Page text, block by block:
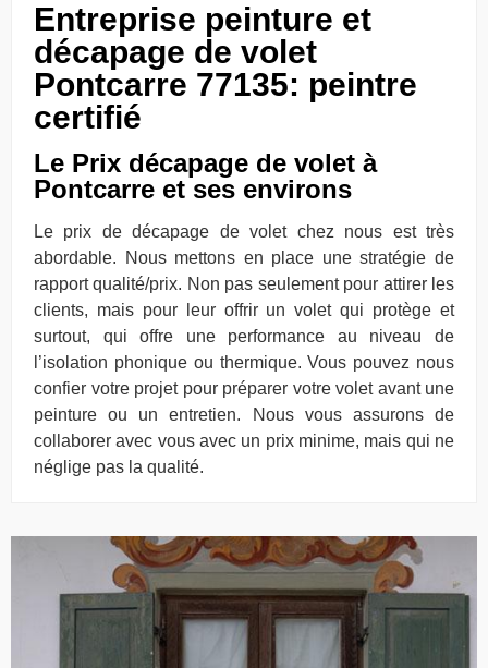
Entreprise peinture et
décapage de volet
Pontcarre 77135: peintre
certifié
Le Prix décapage de volet à
Pontcarre et ses environs
Le prix de décapage de volet chez nous est très
abordable. Nous mettons en place une stratégie de
rapport qualité/prix. Non pas seulement pour attirer les
clients, mais pour leur offrir un volet qui protège et
surtout, qui offre une performance au niveau de
l’isolation phonique ou thermique. Vous pouvez nous
confier votre projet pour préparer votre volet avant une
peinture ou un entretien. Nous vous assurons de
collaborer avec vous avec un prix minime, mais qui ne
néglige pas la qualité.